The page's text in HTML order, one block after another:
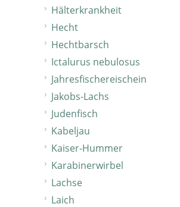
Hälterkrankheit
Hecht
Hechtbarsch
Ictalurus nebulosus
Jahresfischereischein
Jakobs-Lachs
Judenfisch
Kabeljau
Kaiser-Hummer
Karabinerwirbel
Lachse
Laich